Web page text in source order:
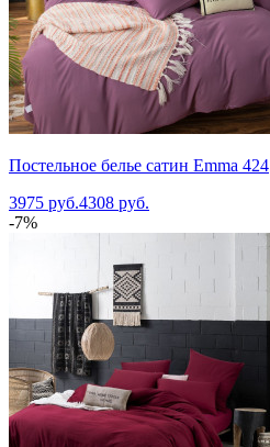
Постельное белье сатин Emma 424
3975 руб.4308 руб.
-7%